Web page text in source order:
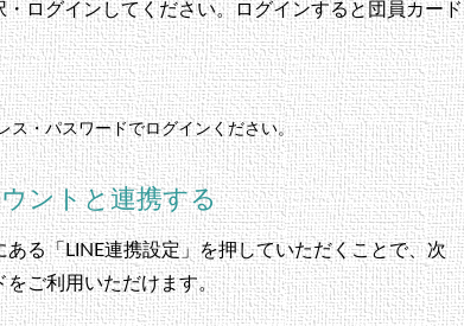
ログインしてください。ログインすると団員カード
ス・パスワードでログインください。
ントと連携する
る「LINE連携設定」を押していただくことで、次
をご利用いただけます。